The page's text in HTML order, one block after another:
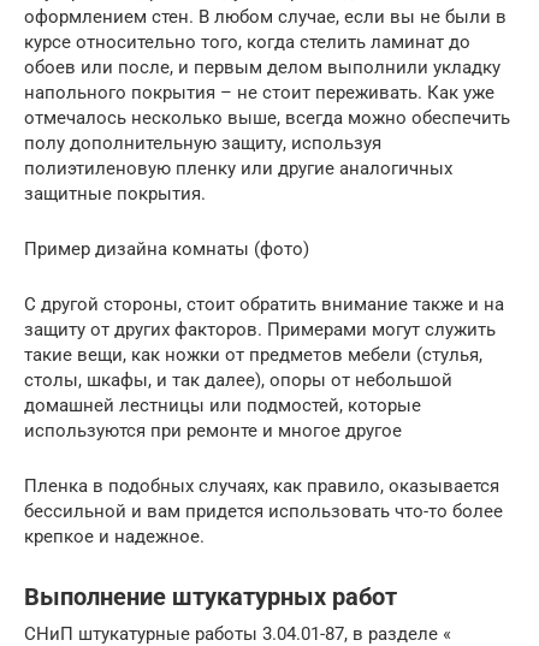
оформлением стен. В любом случае, если вы не были в
курсе относительно того, когда стелить ламинат до
обоев или после, и первым делом выполнили укладку
напольного покрытия – не стоит переживать. Как уже
отмечалось несколько выше, всегда можно обеспечить
полу дополнительную защиту, используя
полиэтиленовую пленку или другие аналогичных
защитные покрытия.
Пример дизайна комнаты (фото)
С другой стороны, стоит обратить внимание также и на
защиту от других факторов. Примерами могут служить
такие вещи, как ножки от предметов мебели (стулья,
столы, шкафы, и так далее), опоры от небольшой
домашней лестницы или подмостей, которые
используются при ремонте и многое другое
Пленка в подобных случаях, как правило, оказывается
бессильной и вам придется использовать что-то более
крепкое и надежное.
Выполнение штукатурных работ
СНиП штукатурные работы 3.04.01-87, в разделе «